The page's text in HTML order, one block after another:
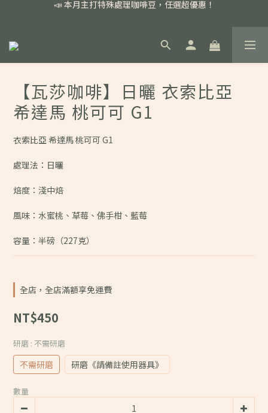
📣 📣 新加入會員即享百元購物金，消費滿額再享免運費！
【瓦莎咖啡】日曬 衣索比亞
希達馬 桃可可 G1
衣索比亞 希達馬 桃可可 G1
處理法：日曬
焙度：淺中焙
風味：水蜜桃、草莓、佛手柑、藍莓
容量：半磅（227克）
全店，全店滿額享免運費
NT$450
研磨 : 不需研磨
不需研磨 研磨《請備註使用器具》
數量